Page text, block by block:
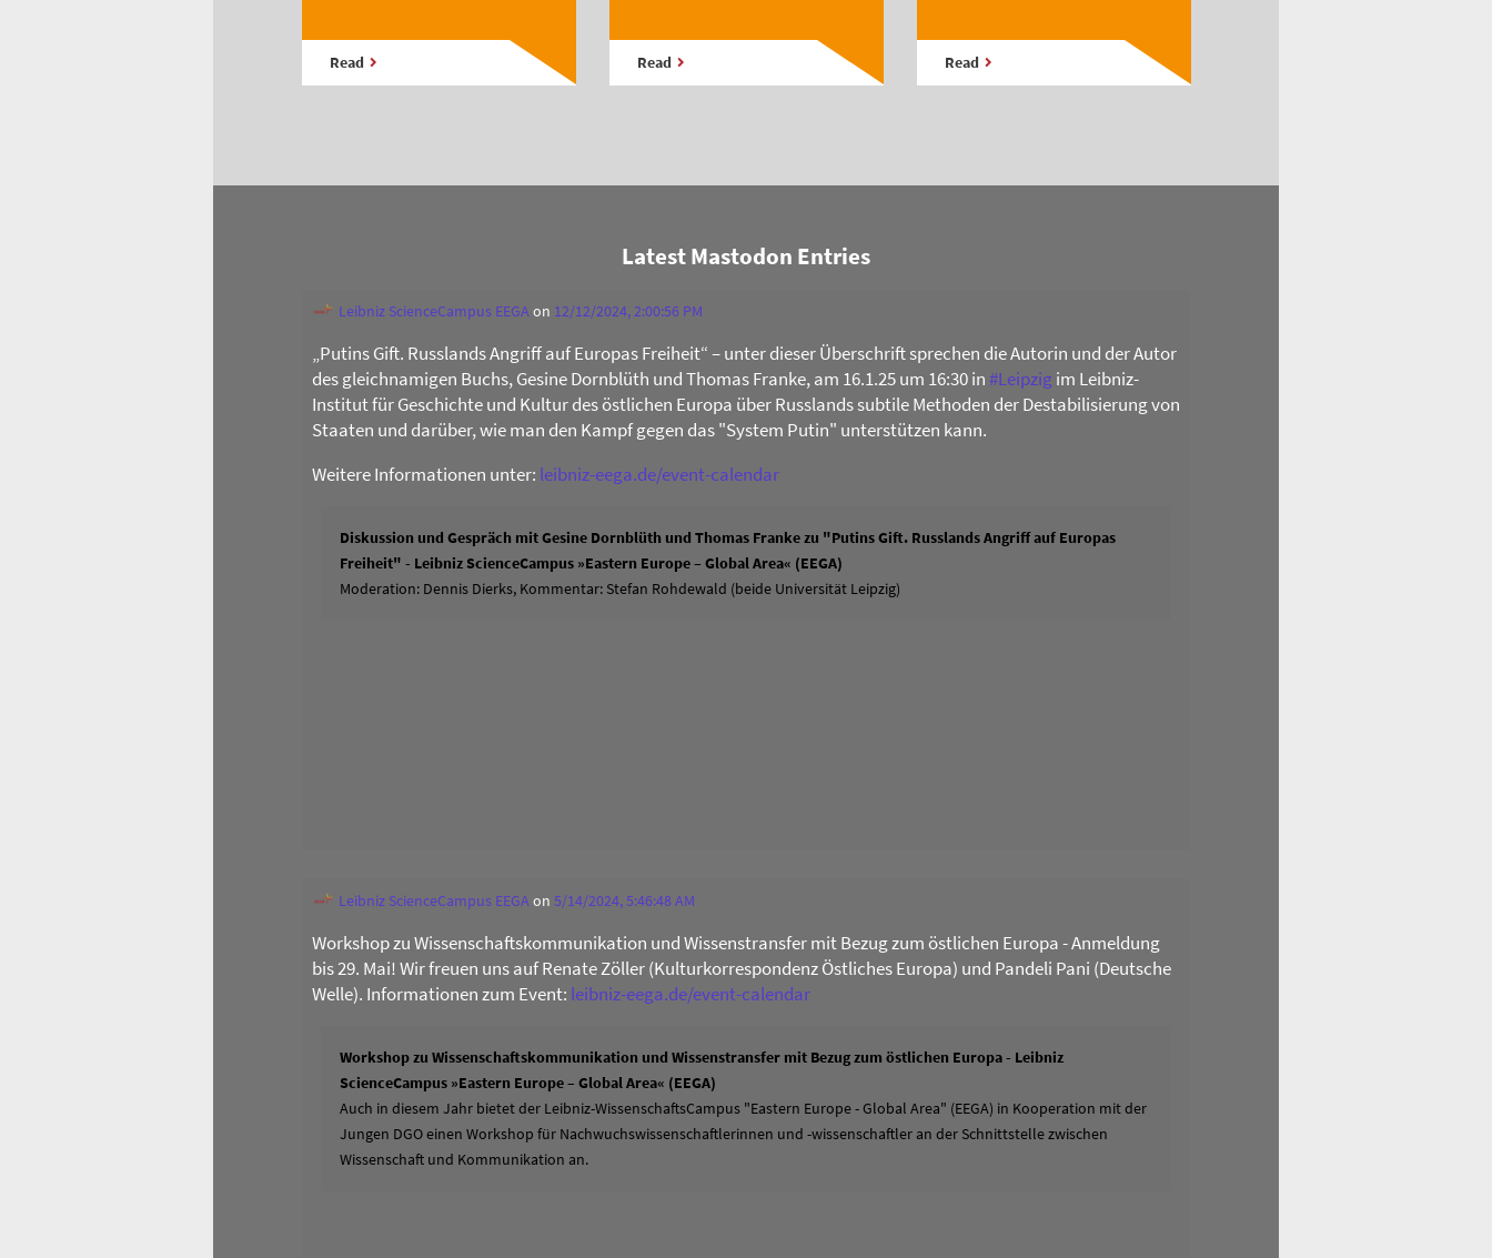
Read Read Read
Latest Mastodon Entries
Leibniz ScienceCampus EEGAon 12/12/2024, 2:00:56 PM
„Putins Gift. Russlands Angriff auf Europas Freiheit“ – unter dieser Überschrift sprechen die Autorin und der Autor
des gleichnamigen Buchs, Gesine Dornblüth und Thomas Franke, am 16.1.25 um 16:30 in#Leipzig im Leibniz-
Institut für Geschichte und Kultur des östlichen Europa über Russlands subtile Methoden der Destabilisierung von
Staaten und darüber, wie man den Kampf gegen das "System Putin" unterstützen kann.
Weitere Informationen unter: leibniz-eega.de/event-calendar
Diskussion und Gespräch mit Gesine Dornblüth und Thomas Franke zu "Putins Gift. Russlands Angriff auf Europas
Freiheit" - Leibniz ScienceCampus »Eastern Europe – Global Area« (EEGA)
Moderation: Dennis Dierks, Kommentar: Stefan Rohdewald (beide Universität Leipzig)
Leibniz ScienceCampus EEGAon 5/14/2024, 5:46:48 AM
Workshop zu Wissenschaftskommunikation und Wissenstransfer mit Bezug zum östlichen Europa - Anmeldung
bis 29. Mai! Wir freuen uns auf Renate Zöller (Kulturkorrespondenz Östliches Europa) und Pandeli Pani (Deutsche
Welle). Informationen zum Event: leibniz-eega.de/event-calendar
Workshop zu Wissenschaftskommunikation und Wissenstransfer mit Bezug zum östlichen Europa - Leibniz
ScienceCampus »Eastern Europe – Global Area« (EEGA)
Auch in diesem Jahr bietet der Leibniz-WissenschaftsCampus "Eastern Europe - Global Area" (EEGA) in Kooperation mit der
Jungen DGO einen Workshop für Nachwuchswissenschaftlerinnen und -wissenschaftler an der Schnittstelle zwischen
Wissenschaft und Kommunikation an.